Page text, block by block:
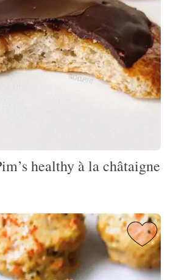
healthy à la châtaigne